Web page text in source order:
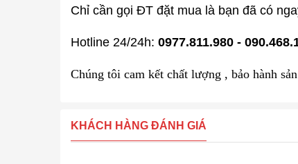
Chỉ cần gọi ĐT đặt mua là bạn đã có
Hotline 24/24h: 0977.811.980 -
Chúng tôi cam kết chất lượng , bảo hành
KHÁCH HÀNG ĐÁNH GIÁ